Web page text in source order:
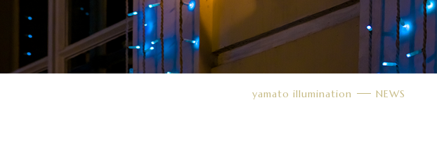
yamato illumination NEWS